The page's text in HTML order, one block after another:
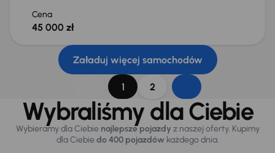
Cena
45 000 zł
Załaduj więcej samochodów
1 2
Wybraliśmy dla Ciebie
Wybieramy dla Ciebie najlepsze pojazdy z naszej oferty. Kupimy
dla Ciebiedo 400 pojazdówkażdego dnia.